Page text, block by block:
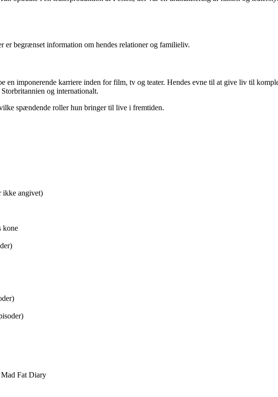
begrænset information om hendes relationer og familieliv.
en imponerende karriere inden for film, tv og teater. Hendes evne til at give liv til
og internationalt.
spændende roller hun bringer til live i fremtiden.
ikke angivet)
kone
Fat Diary